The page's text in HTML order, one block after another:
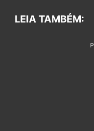
LEIA TAMBÉM: